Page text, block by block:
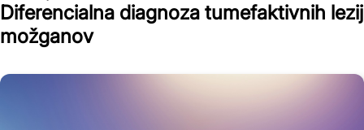
Diferencialna diagnoza tumefaktivnih lezij
možganov